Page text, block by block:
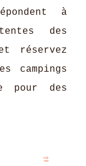
à
des
réservez
campings
pour des